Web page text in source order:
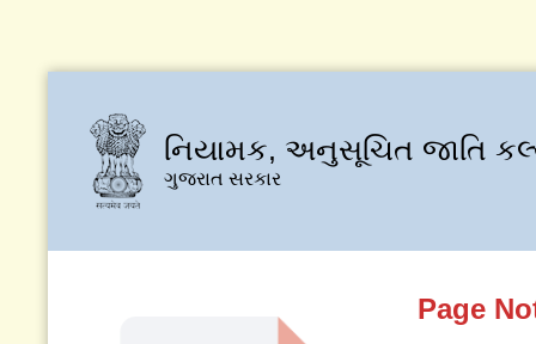
નિયામક, અનુસૂચિત જાતિ
ગુજરાત સરકાર
Page